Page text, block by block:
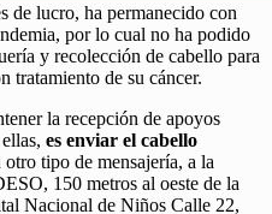
lucro, ha permanecido con
por lo cual no ha podido
y recolección de cabello para
tratamiento de su cáncer.
la recepción de apoyos
es enviar el cabello
tipo de mensajería, a la
150 metros al oeste de la
Nacional de Niños Calle 22,